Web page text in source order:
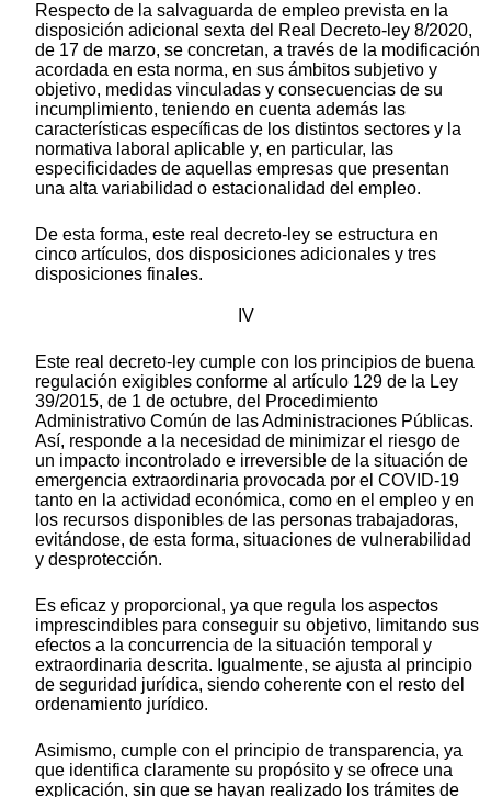
Respecto de la salvaguarda de empleo prevista en la
disposición adicional sexta del Real Decreto-ley 8/2020,
de 17 de marzo, se concretan, a través de la modificación
acordada en esta norma, en sus ámbitos subjetivo y
objetivo, medidas vinculadas y consecuencias de su
incumplimiento, teniendo en cuenta además las
características específicas de los distintos sectores y la
normativa laboral aplicable y, en particular, las
especificidades de aquellas empresas que presentan
una alta variabilidad o estacionalidad del empleo.
De esta forma, este real decreto-ley se estructura en
cinco artículos, dos disposiciones adicionales y tres
disposiciones finales.
IV
Este real decreto-ley cumple con los principios de buena
regulación exigibles conforme al artículo 129 de la Ley
39/2015, de 1 de octubre, del Procedimiento
Administrativo Común de las Administraciones Públicas.
Así, responde a la necesidad de minimizar el riesgo de
un impacto incontrolado e irreversible de la situación de
emergencia extraordinaria provocada por el COVID-19
tanto en la actividad económica, como en el empleo y en
los recursos disponibles de las personas trabajadoras,
evitándose, de esta forma, situaciones de vulnerabilidad
y desprotección.
Es eficaz y proporcional, ya que regula los aspectos
imprescindibles para conseguir su objetivo, limitando sus
efectos a la concurrencia de la situación temporal y
extraordinaria descrita. Igualmente, se ajusta al principio
de seguridad jurídica, siendo coherente con el resto del
ordenamiento jurídico.
Asimismo, cumple con el principio de transparencia, ya
que identifica claramente su propósito y se ofrece una
explicación, sin que se hayan realizado los trámites de